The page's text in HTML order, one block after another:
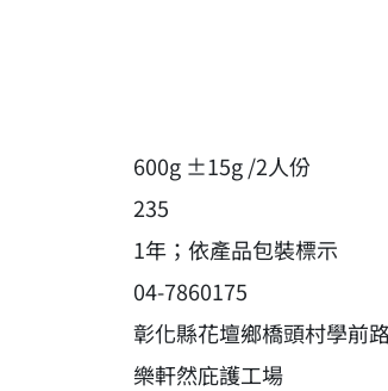
600g ±15g /2人份
235
1年；依產品包裝標示
04-7860175
彰化縣花壇鄉橋頭村學前
樂軒然庇護工場